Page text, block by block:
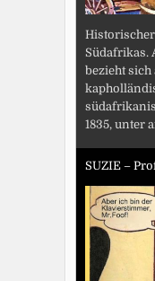
Südafrikas.
bezieht
1835, unter
SUZIE –